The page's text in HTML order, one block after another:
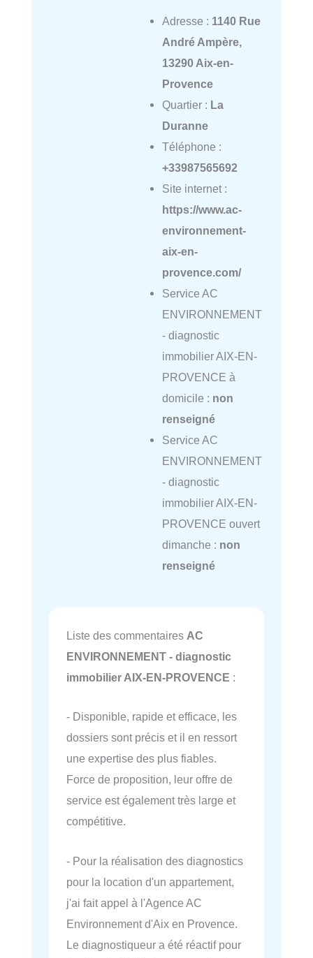
Adresse : 1140 Rue
André Ampère,
13290 Aix-en-
Provence
Quartier : La
Duranne
Téléphone :
+33987565692
Site internet :
https://www.ac-
environnement-
aix-en-
provence.com/
Service AC
ENVIRONNEMENT
- diagnostic
immobilier AIX-EN-
PROVENCE à
domicile : non
renseigné
Service AC
ENVIRONNEMENT
- diagnostic
immobilier AIX-EN-
PROVENCE ouvert
dimanche : non
renseigné
Liste des commentaires AC
ENVIRONNEMENT - diagnostic
immobilier AIX-EN-PROVENCE :
- Disponible, rapide et efficace, les
dossiers sont précis et il en ressort
une expertise des plus fiables.
Force de proposition, leur offre de
service est également très large et
compétitive.
- Pour la réalisation des diagnostics
pour la location d'un appartement,
j'ai fait appel à l'Agence AC
Environnement d'Aix en Provence.
Le diagnostiqueur a été réactif pour